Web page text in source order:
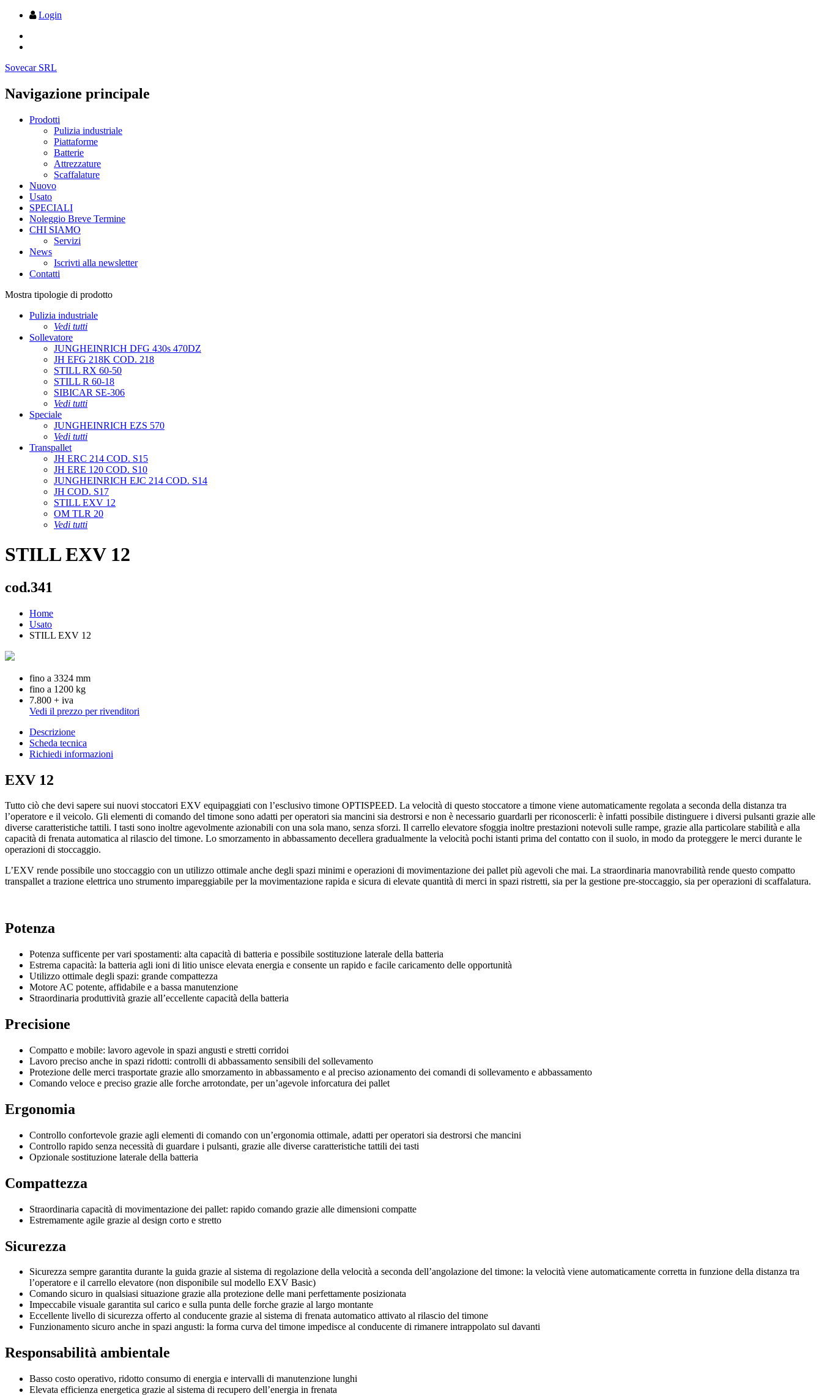
Login
Sovecar SRL
Navigazione principale
Prodotti
Pulizia industriale
Piattaforme
Batterie
Attrezzature
Scaffalature
Nuovo
Usato
SPECIALI
Noleggio Breve Termine
CHI SIAMO
Servizi
News
Iscrivti alla newsletter
Contatti
Mostra tipologie di prodotto
Pulizia industriale
Vedi tutti
Sollevatore
JUNGHEINRICH DFG 430s 470DZ
JH EFG 218K COD. 218
STILL RX 60-50
STILL R 60-18
SIBICAR SE-306
Vedi tutti
Speciale
JUNGHEINRICH EZS 570
Vedi tutti
Transpallet
JH ERC 214 COD. S15
JH ERE 120 COD. S10
JUNGHEINRICH EJC 214 COD. S14
JH COD. S17
STILL EXV 12
OM TLR 20
Vedi tutti
STILL EXV 12
cod.341
Home
Usato
STILL EXV 12
fino a 3324 mm
fino a 1200 kg
7.800 + iva
Vedi il prezzo per rivenditori
Descrizione
Scheda tecnica
Richiedi informazioni
EXV 12
Tutto ciò che devi sapere sui nuovi stoccatori EXV equipaggiati con l’esclusivo timone OPTISPEED. La velocità di questo stoccatore a timone viene automaticamente regolata a seconda della distanza tra
l’operatore e il veicolo. Gli elementi di comando del timone sono adatti per operatori sia mancini sia destrorsi e non è necessario guardarli per riconoscerli: è infatti possibile distinguere i diversi pulsanti grazie alle
diverse caratteristiche tattili. I tasti sono inoltre agevolmente azionabili con una sola mano, senza sforzi. Il carrello elevatore sfoggia inoltre prestazioni notevoli sulle rampe, grazie alla particolare stabilità e alla
capacità di frenata automatica al rilascio del timone. Lo smorzamento in abbassamento decellera gradualmente la velocità pochi istanti prima del contatto con il suolo, in modo da proteggere le merci durante le
operazioni di stoccaggio.
L’EXV rende possibile uno stoccaggio con un utilizzo ottimale anche degli spazi minimi e operazioni di movimentazione dei pallet più agevoli che mai. La straordinaria manovrabilità rende questo compatto
transpallet a trazione elettrica uno strumento impareggiabile per la movimentazione rapida e sicura di elevate quantità di merci in spazi ristretti, sia per la gestione pre-stoccaggio, sia per operazioni di scaffalatura.
Potenza
Potenza sufficente per vari spostamenti: alta capacità di batteria e possibile sostituzione laterale della batteria
Estrema capacità: la batteria agli ioni di litio unisce elevata energia e consente un rapido e facile caricamento delle opportunità
Utilizzo ottimale degli spazi: grande compattezza
Motore AC potente, affidabile e a bassa manutenzione
Straordinaria produttività grazie all’eccellente capacità della batteria
Precisione
Compatto e mobile: lavoro agevole in spazi angusti e stretti corridoi
Lavoro preciso anche in spazi ridotti: controlli di abbassamento sensibili del sollevamento
Protezione delle merci trasportate grazie allo smorzamento in abbassamento e al preciso azionamento dei comandi di sollevamento e abbassamento
Comando veloce e preciso grazie alle forche arrotondate, per un’agevole inforcatura dei pallet
Ergonomia
Controllo confortevole grazie agli elementi di comando con un’ergonomia ottimale, adatti per operatori sia destrorsi che mancini
Controllo rapido senza necessità di guardare i pulsanti, grazie alle diverse caratteristiche tattili dei tasti
Opzionale sostituzione laterale della batteria
Compattezza
Straordinaria capacità di movimentazione dei pallet: rapido comando grazie alle dimensioni compatte
Estremamente agile grazie al design corto e stretto
Sicurezza
Sicurezza sempre garantita durante la guida grazie al sistema di regolazione della velocità a seconda dell’angolazione del timone: la velocità viene automaticamente corretta in funzione della distanza tra
l’operatore e il carrello elevatore (non disponibile sul modello EXV Basic)
Comando sicuro in qualsiasi situazione grazie alla protezione delle mani perfettamente posizionata
Impeccabile visuale garantita sul carico e sulla punta delle forche grazie al largo montante
Eccellente livello di sicurezza offerto al conducente grazie al sistema di frenata automatico attivato al rilascio del timone
Funzionamento sicuro anche in spazi angusti: la forma curva del timone impedisce al conducente di rimanere intrappolato sul davanti
Responsabilità ambientale
Basso costo operativo, ridotto consumo di energia e intervalli di manutenzione lunghi
Elevata efficienza energetica grazie al sistema di recupero dell’energia in frenata